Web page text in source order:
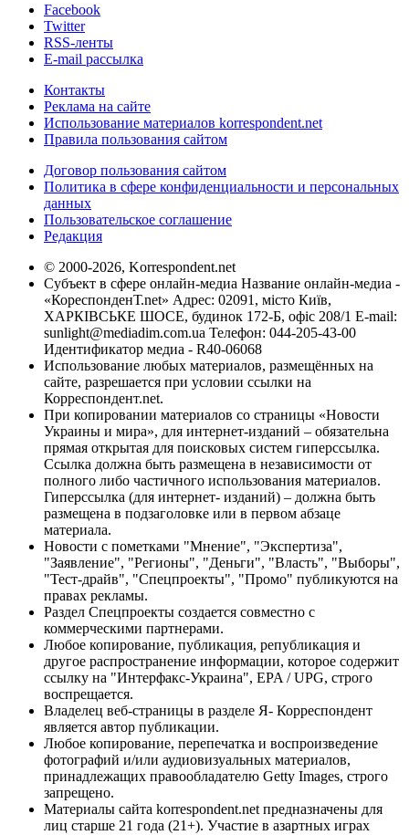
Facebook
Twitter
RSS-ленты
E-mail рассылка
Контакты
Реклама на сайте
Использование материалов korrespondent.net
Правила пользования сайтом
Договор пользования сайтом
Политика в сфере конфиденциальности и персональных
данных
Пользовательское соглашение
Редакция
© 2000-2026, Korrespondent.net
Субъект в сфере онлайн-медиа Название онлайн-медиа -
«КореспонденТ.net» Адрес: 02091, місто Київ,
ХАРКІВСЬКЕ ШОСЕ, будинок 172-Б, офіс 208/1 E-mail:
sunlight@mediadim.com.ua Телефон: 044-205-43-00
Идентификатор медиа - R40-06068
Использование любых материалов, размещённых на
сайте, разрешается при условии ссылки на
Корреспондент.net.
При копировании материалов со страницы «Новости
Украины и мира», для интернет-изданий – обязательна
прямая открытая для поисковых систем гиперссылка.
Ссылка должна быть размещена в независимости от
полного либо частичного использования материалов.
Гиперссылка (для интернет- изданий) – должна быть
размещена в подзаголовке или в первом абзаце
материала.
Новости с пометками "Мнение", "Экспертиза",
"Заявление", "Регионы", "Деньги", "Власть", "Выборы",
"Тест-драйв", "Спецпроекты", "Промо" публикуются на
правах рекламы.
Раздел Спецпроекты создается совместно с
коммерческими партнерами.
Любое копирование, публикация, републикация и
другое распространение информации, которое содержит
ссылку на "Интерфакс-Украина", EPA / UPG, строго
воспрещается.
Владелец веб-страницы в разделе Я- Корреспондент
является автор публикации.
Любое копирование, перепечатка и воспроизведение
фотографий и/или аудиовизуальных материалов,
принадлежащих правообладателю Getty Images, строго
запрещено.
Материалы сайта korrespondent.net предназначены для
лиц старше 21 года (21+). Участие в азартных играх